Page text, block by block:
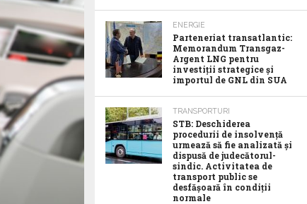
ENERGIE
Parteneriat transatlantic:
Memorandum Transgaz-
Argent LNG pentru
investiții strategice și
importul de GNL din SUA
TRANSPORTURI
STB: Deschiderea
procedurii de insolvență
urmează să fie analizată și
dispusă de judecătorul-
sindic. Activitatea de
transport public se
desfășoară în condiții
normale